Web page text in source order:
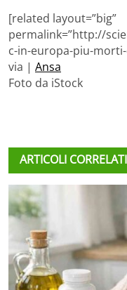
[related layout=”big”
permalink=”http://
c-in-europa-piu-
via | Ansa
Foto da iStock
ARTICOLI CORRELATI